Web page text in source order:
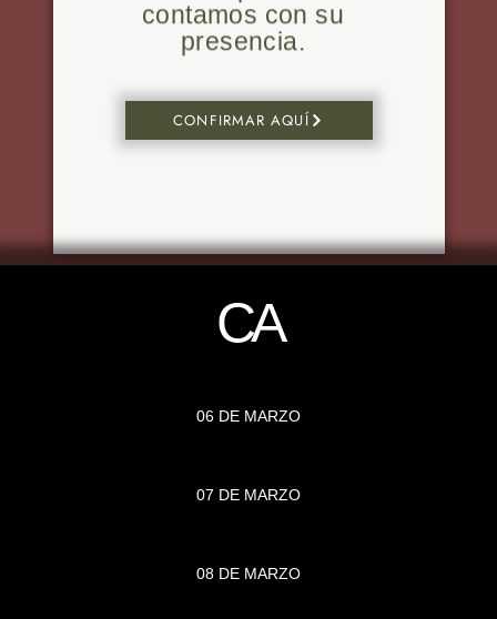
contamos con su
presencia.
CONFIRMAR AQUÍ
CA
06 DE MARZO
07 DE MARZO
08 DE MARZO